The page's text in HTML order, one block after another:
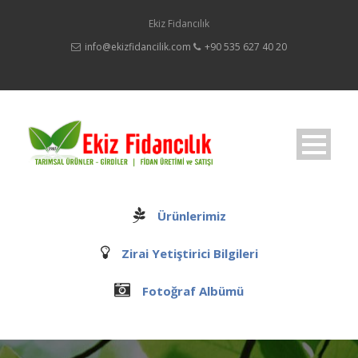
Ekiz Fidancılık
info@ekizfidancilik.com
+90 535 627 40 20
Ürünlerimiz
Zirai Yetiştirici Bilgileri
Fotoğraf Albümü